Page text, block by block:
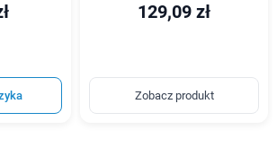
129,09 zł
Zobacz produkt